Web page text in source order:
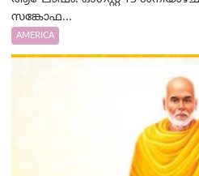
സങ്കോഫ...
AMERICA